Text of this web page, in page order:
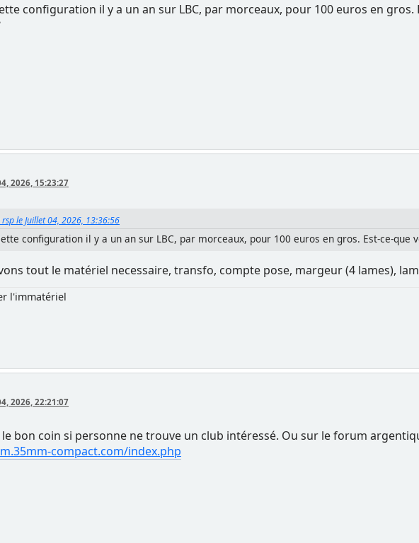
configuration il y a un an sur LBC, par morceaux, pour 100 euros en
2026, 15:23:27
le Juillet 04, 2026, 13:36:56
configuration il y a un an sur LBC, par morceaux, pour 100 euros en gros. Est-ce-
tout le matériel necessaire, transfo, compte pose, margeur (4 lames),
l'immatériel
2026, 22:21:07
le bon coin si personne ne trouve un club intéressé. Ou sur le forum
compact.com/index.php